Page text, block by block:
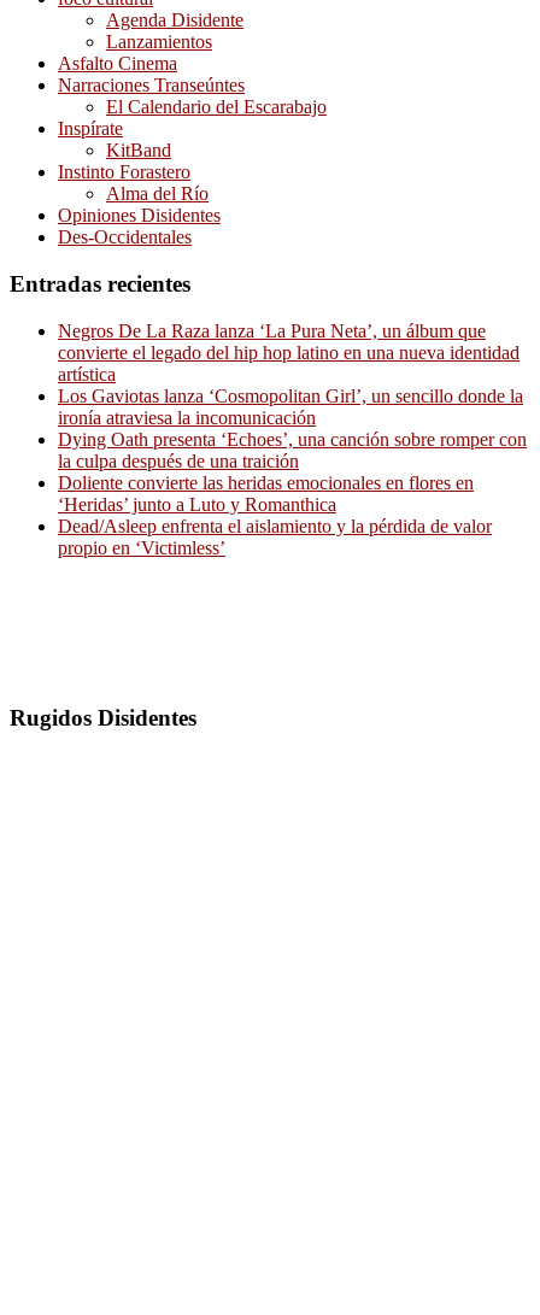
Agenda Disidente
Lanzamientos
Asfalto Cinema
Narraciones Transeúntes
El Calendario del Escarabajo
Inspírate
KitBand
Instinto Forastero
Alma del Río
Opiniones Disidentes
Des-Occidentales
Entradas recientes
Negros De La Raza lanza ‘La Pura Neta’, un álbum que
convierte el legado del hip hop latino en una nueva identidad
artística
Los Gaviotas lanza ‘Cosmopolitan Girl’, un sencillo donde la
ironía atraviesa la incomunicación
Dying Oath presenta ‘Echoes’, una canción sobre romper con
la culpa después de una traición
Doliente convierte las heridas emocionales en flores en
‘Heridas’ junto a Luto y Romanthica
Dead/Asleep enfrenta el aislamiento y la pérdida de valor
propio en ‘Victimless’
Rugidos Disidentes